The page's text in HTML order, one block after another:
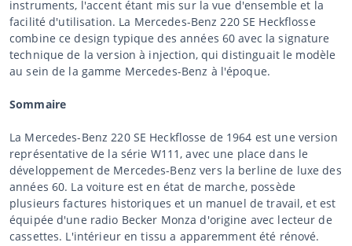
instruments, l'accent étant mis sur la vue d'ensemble et la
facilité d'utilisation. La Mercedes-Benz 220 SE Heckflosse
combine ce design typique des années 60 avec la signature
technique de la version à injection, qui distinguait le modèle
au sein de la gamme Mercedes-Benz à l'époque.
Sommaire
La Mercedes-Benz 220 SE Heckflosse de 1964 est une version
représentative de la série W111, avec une place dans le
développement de Mercedes-Benz vers la berline de luxe des
années 60. La voiture est en état de marche, possède
plusieurs factures historiques et un manuel de travail, et est
équipée d'une radio Becker Monza d'origine avec lecteur de
cassettes. L'intérieur en tissu a apparemment été rénové.